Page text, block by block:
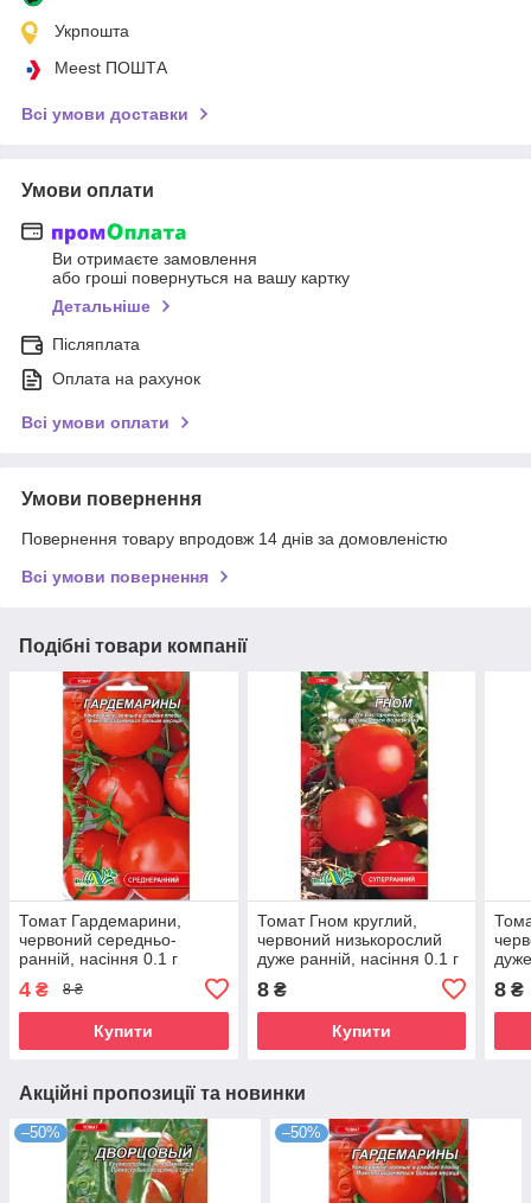
Укрпошта
Meest ПОШТА
Всі умови доставки
Умови оплати
Ви отримаєте замовлення
або гроші повернуться на вашу картку
Детальніше
Післяплата
Оплата на рахунок
Всі умови оплати
Умови повернення
Повернення товару впродовж 14 днів за домовленістю
Всі умови повернення
Подібні товари компанії
Томат Гардемарини,
червоний середньо-
ранній, насіння 0.1 г
4 ₴ 8 ₴
Купити
Томат Гном круглий,
червоний низькорослий
дуже ранній, насіння 0.1 г
8₴
Купити
8 ₴
Акційні пропозиції та новинки
–50% –50%